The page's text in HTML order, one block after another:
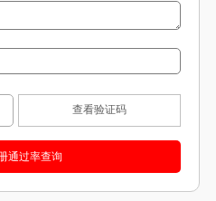
查看验证码